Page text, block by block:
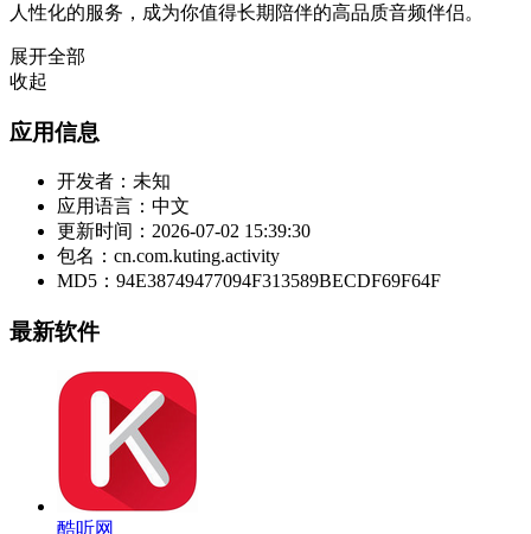
人性化的服务，成为你值得长期陪伴的高品质音频伴侣。
展开全部
收起
应用信息
开发者： 未知
应用语言： 中文
更新时间： 2026-07-02 15:39:30
包名： cn.com.kuting.activity
MD5： 94E38749477094F313589BECDF69F64F
最新软件
酷听网